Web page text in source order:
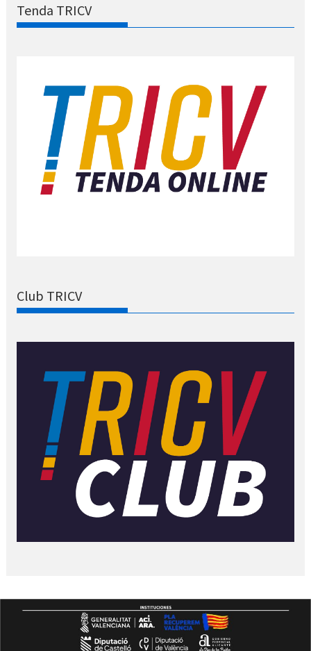
Tenda TRICV
Club TRICV